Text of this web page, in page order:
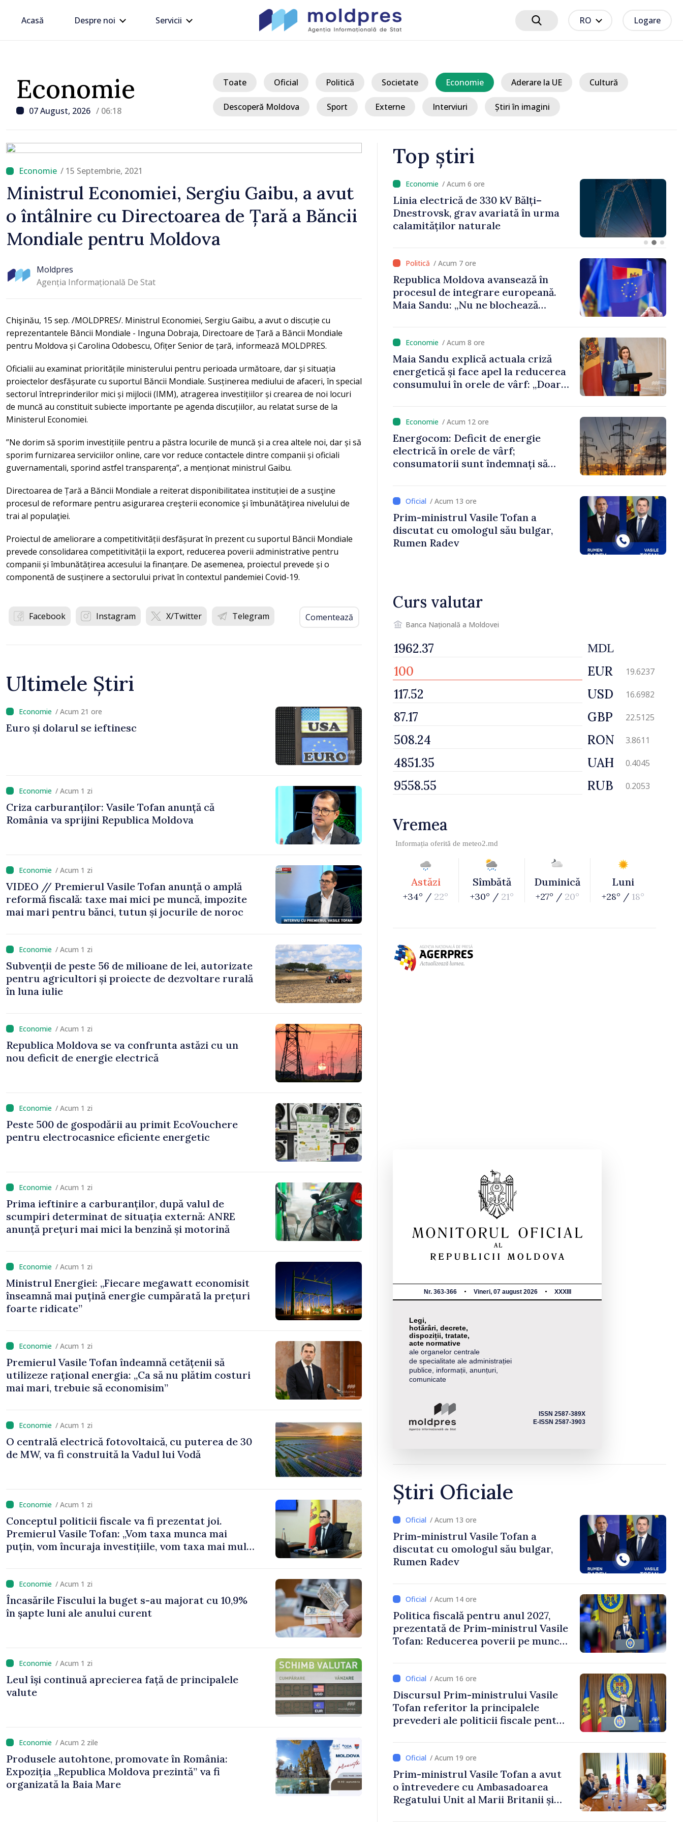
Acasă Despre noi Servicii RO Logare
Economie
07 August, 2026 / 06:18
Toate Oficial Politică Societate Economie Aderare la UE Cultură
Descoperă Moldova Sport Externe Interviuri Știri în imagini
/ 15 Septembrie, 2021
Ministrul Economiei, Sergiu Gaibu, a avut
o întâlnire cu Directoarea de Țară a Băncii
Mondiale pentru Moldova
Moldpres
Agenția Informațională De Stat
Chişinău, 15 sep. /MOLDPRES/. Ministrul Economiei, Sergiu Gaibu, a avut o discuție cu
reprezentantele Băncii Mondiale - Inguna Dobraja, Directoare de Țară a Băncii Mondiale
pentru Moldova și Carolina Odobescu, Ofițer Senior de țară, informează MOLDPRES.
Oficialii au examinat prioritățile ministerului pentru perioada următoare, dar și situația
proiectelor desfășurate cu suportul Băncii Mondiale. Susținerea mediului de afaceri, în special
sectorul întreprinderilor mici și mijlocii (IMM), atragerea investițiilor și crearea de noi locuri
de muncă au constituit subiecte importante pe agenda discuțiilor, au relatat surse de la
Ministerul Economiei.
”Ne dorim să sporim investițiile pentru a păstra locurile de muncă și a crea altele noi, dar și să
sporim furnizarea serviciilor online, care vor reduce contactele dintre companii și oficiali
guvernamentali, sporind astfel transparența”, a menționat ministrul Gaibu.
Directoarea de Țară a Băncii Mondiale a reiterat disponibilitatea instituției de a susţine
procesul de reformare pentru asigurarea creşterii economice şi îmbunătăţirea nivelului de
trai al populaţiei.
Proiectul de ameliorare a competitivității desfășurat în prezent cu suportul Băncii Mondiale
prevede consolidarea competitivității la export, reducerea poverii administrative pentru
companii și îmbunătățirea accesului la finanțare. De asemenea, proiectul prevede și o
componentă de susținere a sectorului privat în contextul pandemiei Covid-19.
Facebook Instagram X/Twitter Telegram Comentează
Ultimele Știri
/ Acum 21 ore
Euro și dolarul se ieftinesc
/ Acum 1 zi
Criza carburanților: Vasile Tofan anunță că
România va sprijini Republica Moldova
/ Acum 1 zi
VIDEO // Premierul Vasile Tofan anunță o amplă
reformă fiscală: taxe mai mici pe muncă, impozite
mai mari pentru bănci, tutun și jocurile de noroc
/ Acum 1 zi
Subvenții de peste 56 de milioane de lei, autorizate
pentru agricultori și proiecte de dezvoltare rurală
în luna iulie
/ Acum 1 zi
Republica Moldova se va confrunta astăzi cu un
nou deficit de energie electrică
/ Acum 1 zi
Peste 500 de gospodării au primit EcoVouchere
pentru electrocasnice eficiente energetic
/ Acum 1 zi
Prima ieftinire a carburanților, după valul de
scumpiri determinat de situația externă: ANRE
anunță prețuri mai mici la benzină și motorină
/ Acum 1 zi
Ministrul Energiei: „Fiecare megawatt economisit
înseamnă mai puțină energie cumpărată la prețuri
foarte ridicate”
/ Acum 1 zi
Premierul Vasile Tofan îndeamnă cetățenii să
utilizeze rațional energia: „Ca să nu plătim costuri
mai mari, trebuie să economisim”
/ Acum 1 zi
O centrală electrică fotovoltaică, cu puterea de 30
de MW, va fi construită la Vadul lui Vodă
/ Acum 1 zi
Conceptul politicii fiscale va fi prezentat joi.
Premierul Vasile Tofan: „Vom taxa munca mai
puțin, vom încuraja investițiile, vom taxa mai mult
/ Acum 1 zi
Încasările Fiscului la buget s-au majorat cu 10,9%
în șapte luni ale anului curent
/ Acum 1 zi
Leul își continuă aprecierea față de principalele
valute
/ Acum 2 zile
Produsele autohtone, promovate în România:
Expoziția „Republica Moldova prezintă” va fi
organizată la Baia Mare
Top știri
/ Acum 6 ore
Linia electrică de 330 kV Bălți–
Dnestrovsk, grav avariată în urma
calamităților naturale
/ Acum 7 ore
Sancțiuni disciplinare după vizita
delegației talibanilor în Republica
Moldova. Maia Sandu: „Este rușinos
/ Acum 7 ore
Republica Moldova avansează în
procesul de integrare europeană.
Maia Sandu: „Nu ne blochează
/ Acum 8 ore
Maia Sandu explică actuala criză
energetică și face apel la reducerea
consumului în orele de vârf: „Doar
/ Acum 12 ore
Energocom: Deficit de energie
electrică în orele de vârf;
consumatorii sunt îndemnați să
/ Acum 13 ore
Prim-ministrul Vasile Tofan a
discutat cu omologul său bulgar,
Rumen Radev
Curs valutar
Banca Națională a Moldovei
MDL
EUR 19.6237
USD 16.6982
GBP 22.5125
RON 3.8611
UAH 0.4045
RUB 0.2053
Vremea
Informația oferită de meteo2.md
Astăzi
+34° / 22°
Sîmbătă
+30° / 21°
Duminică
+27° / 20°
Luni
+28° / 18°
Nr. 363-366 Vineri, 07 august 2026 XXXIII
Legi,
hotărâri, decrete,
dispoziții, tratate,
acte normative
ale organelor centrale
de specialitate ale administrației
publice, informații, anunțuri,
comunicate
ISSN 2587-389X
E-ISSN 2587-3903
Știri Oficiale
/ Acum 13 ore
Prim-ministrul Vasile Tofan a
discutat cu omologul său bulgar,
Rumen Radev
/ Acum 14 ore
Politica fiscală pentru anul 2027,
prezentată de Prim-ministrul Vasile
Tofan: Reducerea poverii pe muncă,
/ Acum 16 ore
Discursul Prim-ministrului Vasile
Tofan referitor la principalele
prevederi ale politicii fiscale pentru
/ Acum 19 ore
Prim-ministrul Vasile Tofan a avut
o întrevedere cu Ambasadoarea
Regatului Unit al Marii Britanii și